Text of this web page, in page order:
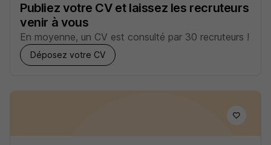
Publiez votre CV et laissez les recruteurs
venir à vous
En moyenne, un CV est consulté par 30 recruteurs !
Déposez votre CV